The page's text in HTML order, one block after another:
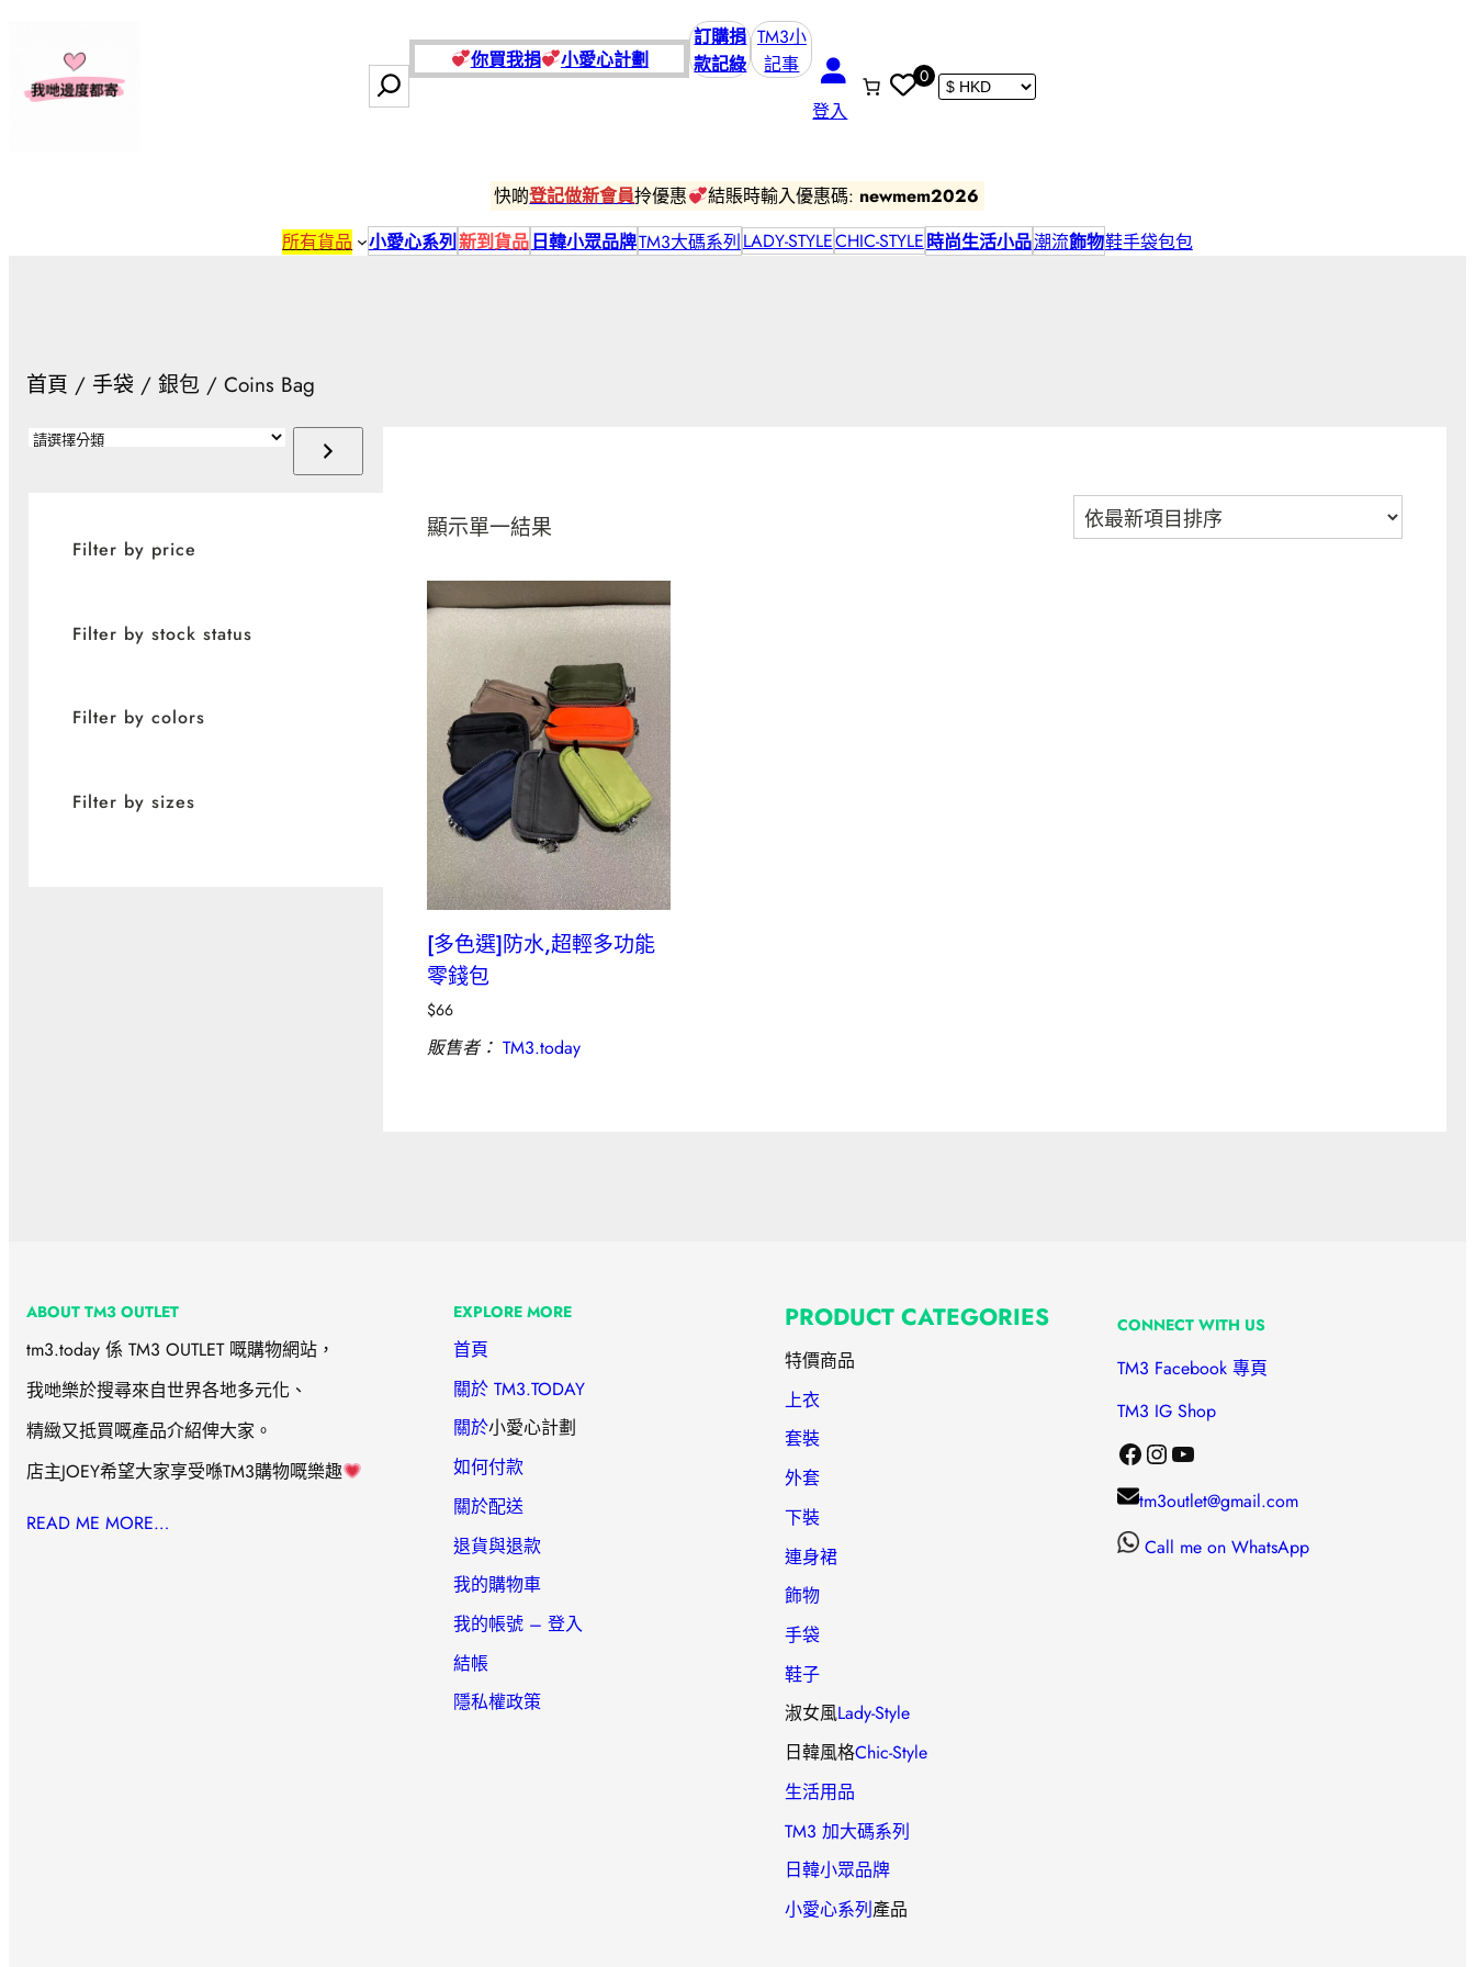
你買我捐 小愛心計劃
訂購捐
款記綠
TM3小
記事
登入
0
快啲登記做新會員拎優惠 結賬時輸入優惠碼: newmem2026
所有貨品
小愛心系列新到貨品 日韓小眾品牌TM3大碼系列LADY-STYLECHIC-STYLE時尚生活小品潮流飾物鞋手袋包包
首頁 / 手袋 / 銀包 / Coins Bag
請
Filter by price
Filter by stock status
Filter by colors
Filter by sizes
顯示單一結果
[多色選]防水,超輕多功能
零錢包
$66
販售者： TM3.today
ABOUT TM3 OUTLET
tm3.today 係 TM3 OUTLET 嘅購物網站，
我哋樂於搜尋來自世界各地多元化、
精緻又抵買嘅產品介紹俾大家。
店主JOEY希望大家享受喺TM3購物嘅樂趣
READ ME MORE…
EXPLORE MORE
首頁
關於 TM3.TODAY
關於小愛心計劃
如何付款
關於配送
退貨與退款
我的購物車
我的帳號 – 登入
結帳
隱私權政策
PRODUCT CATEGORIES
特價商品
上衣
套裝
外套
下裝
連身裙
飾物
手袋
鞋子
淑女風Lady-Style
日韓風格Chic-Style
生活用品
TM3 加大碼系列
日韓小眾品牌
小愛心系列產品
CONNECT WITH US
TM3 Facebook 專頁
TM3 IG Shop
Facebook Instagram YouTube
tm3outlet@gmail.com
Call me on WhatsApp